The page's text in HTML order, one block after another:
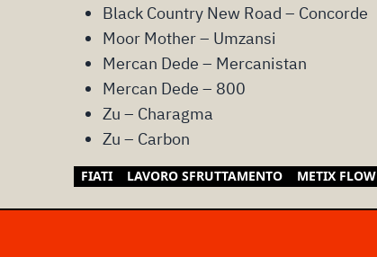
Black Country New Road – Concorde
Moor Mother – Umzansi
Mercan Dede – Mercanistan
Mercan Dede – 800
Zu – Charagma
Zu – Carbon
FIATI LAVORO SFRUTTAMENTO METIX FLOW